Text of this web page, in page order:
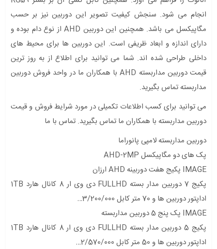
انجام می شود. سنجش کیفیت تصویر این دوربین نیز بر حسب
مگاپیکسل می باشد. همچنین این دوربین AHD از نوع دام بوده و
دارای اندازه و ابعاد ظریفی است. این دوربین ها برای محیط های
داخلی طراحی شده اند. شما می توانید برای اطلاع از به روز ترین
قیمت دوربین مداربسته AHD با همکاران ما در واحد فروش دوربین
مداربسته تماس بگیرید.
می توانید برای کسب اطلاعات تکمیلی در مورد شرایط فروش و قیمت
دوربین مداربسته با همکاران ما تماس بگیرید. تماس با ما
دوربین مداربسته لامپی پانوراما
پک های دو مگاپیکسل AHD-2MP
IMAGE پکیج هفت دوربینه AHD ارزان
پکیج 7 دوربین مدار بسته FULLHD دی وی ار 8 کانال هارد 1TB
اداپتور دوربین ها و 70 متر کابل 3/200/000…
IMAGE پک پنج 5 دوربین مداربسته
پکیج 5 دوربین مدار بسته FULLHD دی وی ار 8 کانال هارد 1TB
اداپتور دوربین ها و 50 متر کابل 2/570/000…